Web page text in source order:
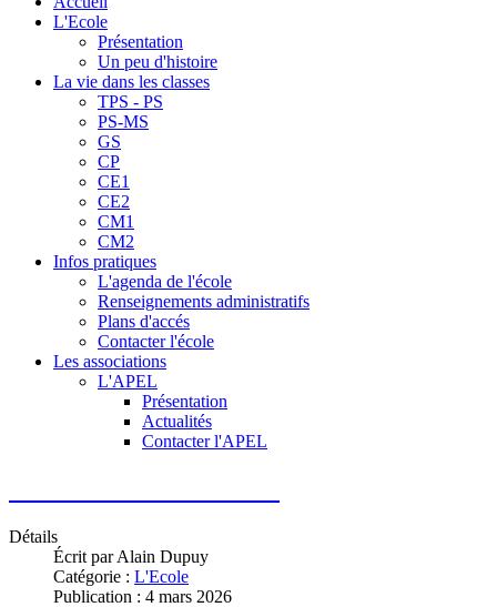
Accueil
L'Ecole
Présentation
Un peu d'histoire
La vie dans les classes
TPS - PS
PS-MS
GS
CP
CE1
CE2
CM1
CM2
Infos pratiques
L'agenda de l'école
Renseignements administratifs
Plans d'accés
Contacter l'école
Les associations
L'APEL
Présentation
Actualités
Contacter l'APEL
Nouveau site internet
Détails
Écrit parAlain Dupuy
Catégorie :L'Ecole